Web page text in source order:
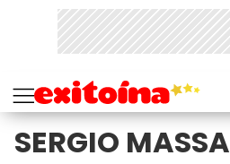
SERGIO MASSA